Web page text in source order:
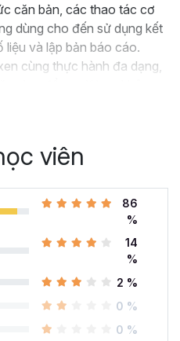
căn bản, các thao tác cơ
dùng cho đến sử dụng kết
liệu và lập bản báo cáo.
cùng thực hành đa dạng,
lực để người học không
tích dữ liệu sử dụng Excel
với học viên nhiều trình
viên
86
%
14
%
2 %
0 %
0 %